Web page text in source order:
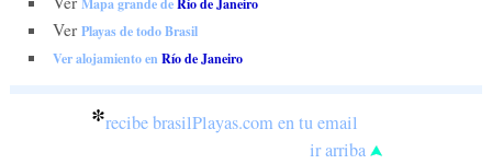
Mapa grande deRío de Janeiro
Ver Playas de todo Brasil
Ver alojamiento en Río de Janeiro
*recibe brasilPlayas.com en tu email
ir arriba